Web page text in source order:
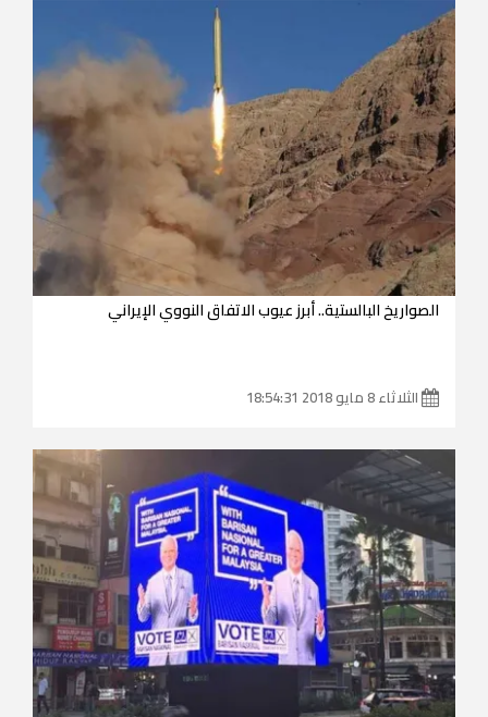
الصواريخ البالستية.. أبرز عيوب الاتفاق النووي الإيراني
الثلاثاء 8 مايو 2018 18:54:31